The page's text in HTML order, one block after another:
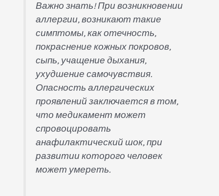
Важно знать! При возникновении
аллергии, возникают такие
симптомы, как отечность,
покраснение кожных покровов,
сыпь, учащение дыхания,
ухудшение самочувствия.
Опасность аллергических
проявлений заключается в том,
что медикамент может
спровоцировать
анафилактический шок, при
развитии которого человек
может умереть.